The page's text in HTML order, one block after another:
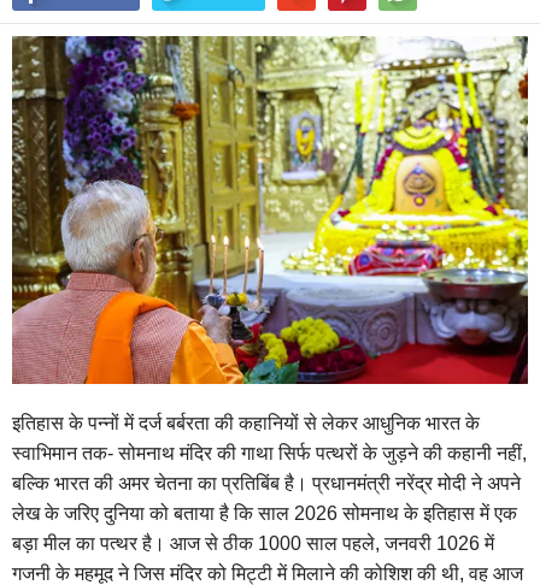
इतिहास के पन्नों में दर्ज बर्बरता की कहानियों से लेकर आधुनिक भारत के
स्वाभिमान तक- सोमनाथ मंदिर की गाथा सिर्फ पत्थरों के जुड़ने की कहानी नहीं,
बल्कि भारत की अमर चेतना का प्रतिबिंब है। प्रधानमंत्री नरेंद्र मोदी ने अपने
लेख के जरिए दुनिया को बताया है कि साल 2026 सोमनाथ के इतिहास में एक
बड़ा मील का पत्थर है। आज से ठीक 1000 साल पहले, जनवरी 1026 में
गजनी के महमूद ने जिस मंदिर को मिट्टी में मिलाने की कोशिश की थी, वह आज